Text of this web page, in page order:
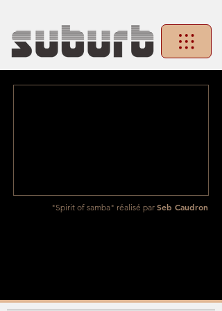
"Spirit of samba" réalisé par Seb Caudron